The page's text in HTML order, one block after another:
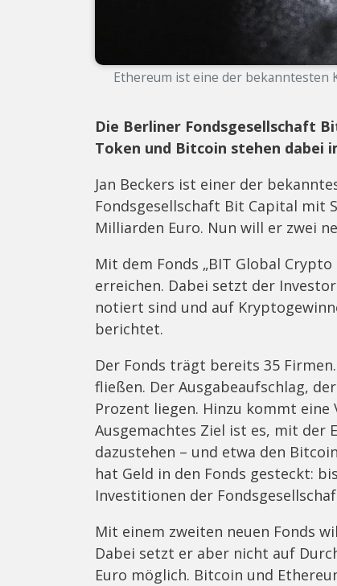
Ethereum ist eine der bekanntesten
Die Berliner Fondsgesellschaft
Token und Bitcoin stehen dabei
Jan Beckers ist einer der
Fondsgesellschaft Bit Capital mit
Milliarden Euro. Nun will er zwei
Mit dem Fonds „BIT Global
erreichen. Dabei setzt der
notiert sind und auf
berichtet.
Der Fonds trägt bereits 35
fließen. Der Ausgabeaufschlag,
Prozent liegen. Hinzu kommt
Ausgemachtes Ziel ist es, mit der
dazustehen – und etwa den
hat Geld in den Fonds gesteckt:
Investitionen der
Mit einem zweiten neuen Fonds
Dabei setzt er aber nicht auf
Euro möglich. Bitcoin und